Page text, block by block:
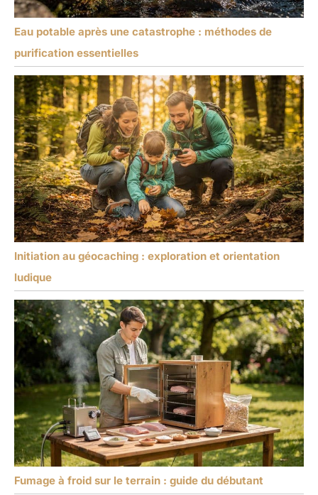
Eau potable après une catastrophe : méthodes de
purification essentielles
Initiation au géocaching : exploration et orientation
ludique
Fumage à froid sur le terrain : guide du débutant